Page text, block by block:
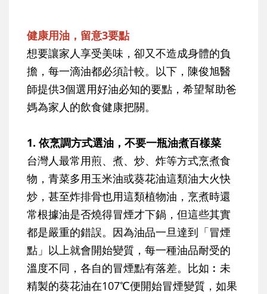
健康用油，留意3要點
想要讓家人享受美味，卻又不造成身體的負
擔，每一滴油都必須計較。以下，陳俊旭醫
師提供3個選用好油必知的要點，希望幫助爸
媽為家人的飲食健康把關。
1. 依烹調方式選油，不要一瓶油煮百樣菜
台灣人最常用煎、煮、炒、炸等方式烹煮食
物，青菜多用玉米油或葵花油這類油大火快
炒，甚至炸排骨也用這類植物油，烹煮時還
常根據油是否燒得冒煙才下鍋，但這些其實
都是嚴重的錯誤。因為油品一旦達到「冒煙
點」以上就會開始變質，每一種油品耐受的
溫度不同，各自的冒煙點有落差。比如︰未
精製的葵花油在107℃便開始冒煙變質，如果